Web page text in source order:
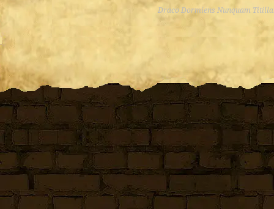
Draco Dormiens Nunquam